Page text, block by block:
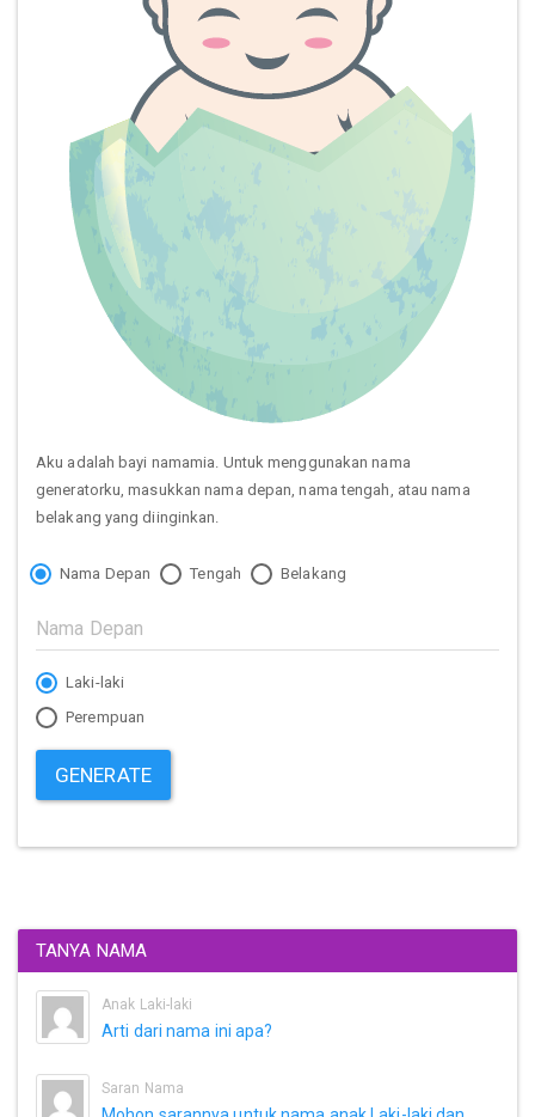
Aku adalah bayi namamia. Untuk menggunakan nama
generatorku, masukkan nama depan, nama tengah, atau nama
belakang yang diinginkan.
Nama Depan Tengah Belakang
Laki-laki
Perempuan
GENERATE
TANYA NAMA
Anak Laki-laki
Arti dari nama ini apa?
Saran Nama